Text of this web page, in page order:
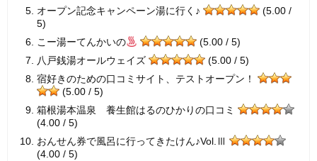
オープン記念キャンペーン湯に行く♪
(5.00 /
5)
こー湯ーてんかいの
(5.00 / 5)
八戸銭湯オールウェイズ
(5.00 / 5)
宿好きのための口コミサイト、テストオープン！
(5.00 / 5)
箱根湯本温泉 養生館はるのひかりの口コミ
(4.00 / 5)
おんせん券で風呂に行ってきたけん♪Vol.Ⅲ
(4.00 / 5)